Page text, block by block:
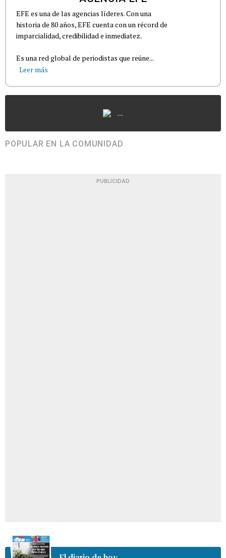
EFE es una de las agencias líderes. Con una
historia de 80 años, EFE cuenta con un récord de
imparcialidad, credibilidad e inmediatez.
Es una red global de periodistas que reúne...
Leer más
...
POPULAR EN LA COMUNIDAD
PUBLICIDAD